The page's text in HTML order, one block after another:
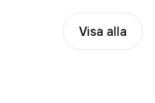
Visa alla